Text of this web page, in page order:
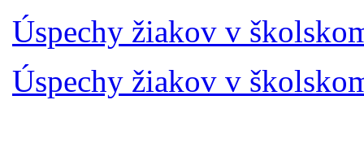
Úspechy žiakov v
Úspechy žiakov v